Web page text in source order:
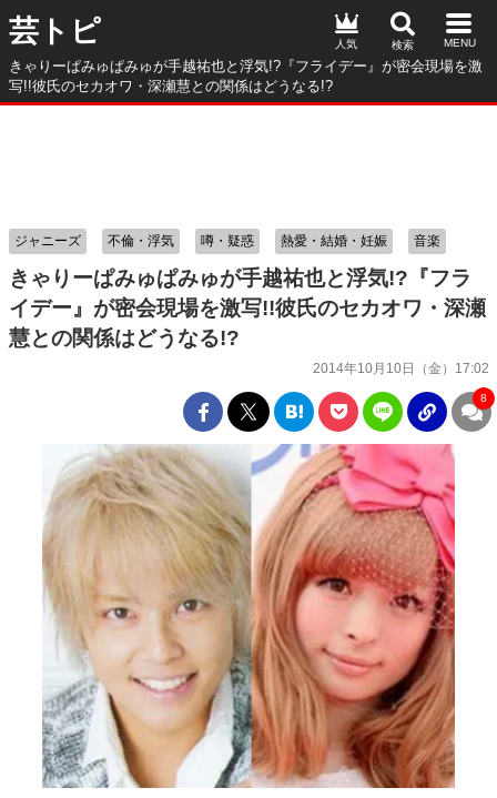
芸トピ
きゃりーぱみゅぱみゅが手越祐也と浮気!?『フライデー』が密会現場を激
写!!彼氏のセカオワ・深瀬慧との関係はどうなる!?
人気
きゃりーぱみゅぱみゅが手越祐也と浮気!?『フラ
イデー』が密会現場を激写!!彼氏のセカオワ・深瀬
慧との関係はどうなる!?
2014年10月10日（金）17:02
ジャニーズ 不倫・浮気 噂・疑惑 熱愛・結婚・妊娠 音楽
8